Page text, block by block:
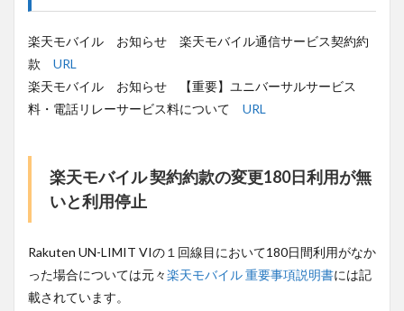
楽天モバイル お知らせ 楽天モバイル通信サービス契約約
款 URL
楽天モバイル お知らせ 【重要】ユニバーサルサービス
料・電話リレーサービス料について URL
楽天モバイル 契約約款の変更180日利用が無
いと利用停止
Rakuten UN-LIMIT VIの１回線目において180日間利用がなか
った場合については元々楽天モバイル 重要事項説明書には記
載されています。